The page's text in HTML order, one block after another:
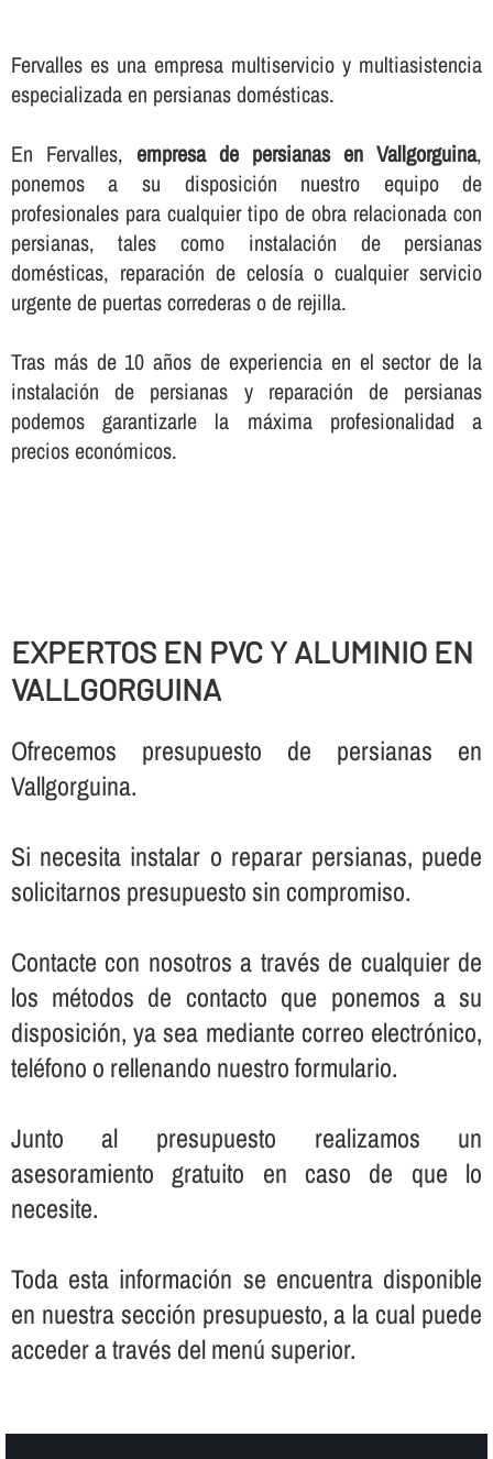
Fervalles es una empresa multiservicio y multiasistencia
especializada en persianas domésticas.
En Fervalles, empresa de persianas en Vallgorguina,
ponemos a su disposición nuestro equipo de
profesionales para cualquier tipo de obra relacionada con
persianas, tales como instalación de persianas
domésticas, reparación de celosí­a o cualquier servicio
urgente de puertas correderas o de rejilla.
Tras más de 10 años de experiencia en el sector de la
instalación de persianas y reparación de persianas
podemos garantizarle la máxima profesionalidad a
precios económicos.
EXPERTOS EN PVC Y ALUMINIO EN
VALLGORGUINA
Ofrecemos presupuesto de persianas en
Vallgorguina.
Si necesita instalar o reparar persianas, puede
solicitarnos presupuesto sin compromiso.
Contacte con nosotros a través de cualquier de
los métodos de contacto que ponemos a su
disposición, ya sea mediante correo electrónico,
teléfono o rellenando nuestro formulario.
Junto al presupuesto realizamos un
asesoramiento gratuito en caso de que lo
necesite.
Toda esta información se encuentra disponible
en nuestra sección presupuesto, a la cual puede
acceder a través del menú superior.